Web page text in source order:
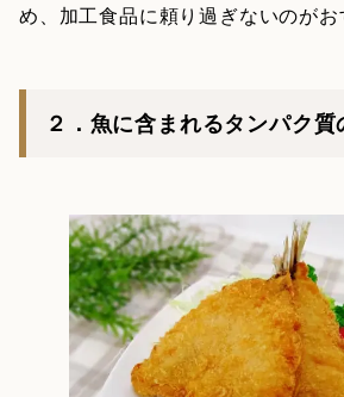
め、加工食品に頼り過ぎないのがお
２．魚に含まれるタンパク質